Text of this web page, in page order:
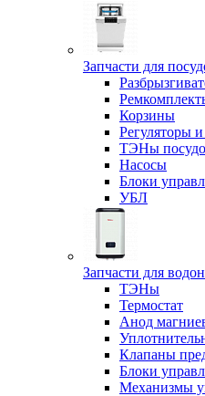
Запчасти для
Корзины
Регуляторы
ТЭНы
Насосы
Блоки
УБЛ
Запчасти для
ТЭНы
Термостат
Анод
Клапаны
Блоки
Механизмы